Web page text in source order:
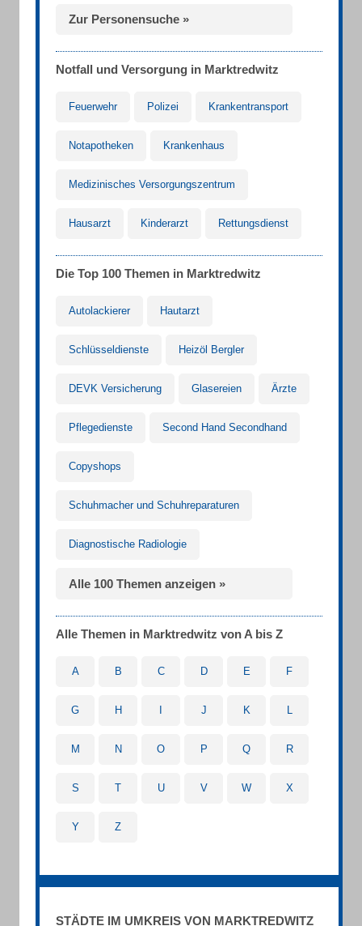
Zur Personensuche »
Notfall und Versorgung in Marktredwitz
Feuerwehr Polizei Krankentransport
Notapotheken Krankenhaus
Medizinisches Versorgungszentrum
Hausarzt Kinderarzt Rettungsdienst
Die Top 100 Themen in Marktredwitz
Autolackierer Hautarzt
Schlüsseldienste Heizöl Bergler
DEVK Versicherung Glasereien Ärzte
Pflegedienste Second Hand Secondhand
Copyshops
Schuhmacher und Schuhreparaturen
Diagnostische Radiologie
Alle 100 Themen anzeigen »
Alle Themen in Marktredwitz von A bis Z
A B C D E F
G H J K L
M N O P Q R
S T U V W X
Y Z
STÄDTE IM UMKREIS VON MARKTREDWITZ